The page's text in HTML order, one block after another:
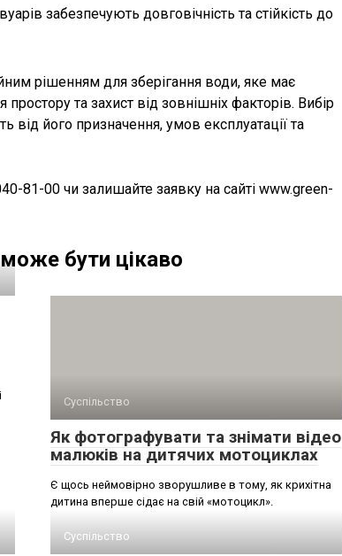
забезпечують довговічність та стійкість до
рішенням для зберігання води, яке має
та захист від зовнішніх факторів. Вибір
від його призначення, умов експлуатації та
81-00 чи залишайте заявку на сайті www.green-
бути цікаво
Суспільство
Як фотографувати та знімати відео
малюків на дитячих мотоциклах
Є щось неймовірно зворушливе в тому, як крихітна
дитина вперше сідає на свій «мотоцикл».
Суспільство